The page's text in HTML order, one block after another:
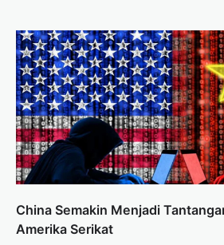
China Semakin Menjadi
Amerika Serikat